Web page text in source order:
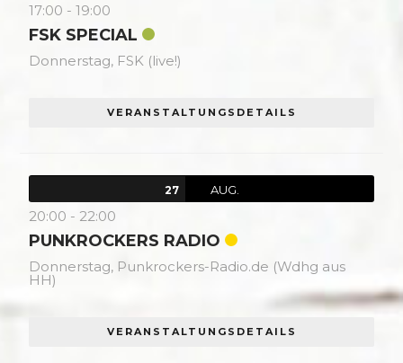
17:00 -19:00
FSK SPECIAL
Donnerstag, FSK (live!)
VERANSTALTUNGSDETAILS
27 AUG.
20:00 - 22:00
PUNKROCKERS RADIO
Donnerstag, Punkrockers-Radio.de (Wdhg aus
HH)
VERANSTALTUNGSDETAILS